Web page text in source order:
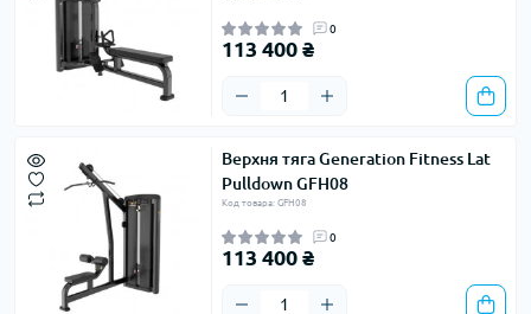
0
113 400 ₴
Верхня тяга Generation Fitness Lat
Pulldown GFH08
Код товара: GFH08
0
113 400 ₴